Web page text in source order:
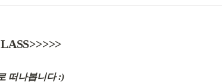
떠나봅니다 :)